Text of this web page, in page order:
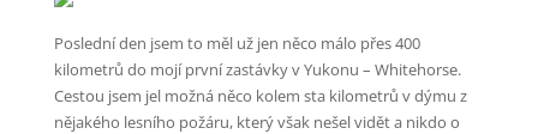
Poslední den jsem to měl už jen něco málo přes 400
kilometrů do mojí první zastávky v Yukonu – Whitehorse.
Cestou jsem jel možná něco kolem sta kilometrů v dýmu z
nějakého lesního požáru, který však nešel vidět a nikdo o